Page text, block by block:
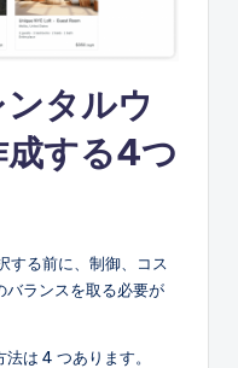
タルウ
する4つ
する前に、制御、コス
バランスを取る必要が
は 4 つあります。